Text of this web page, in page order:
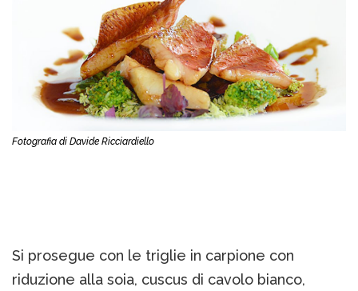
Fotografia di Davide Ricciardiello
Si prosegue con le triglie in carpione con
riduzione alla soia, cuscus di cavolo bianco,